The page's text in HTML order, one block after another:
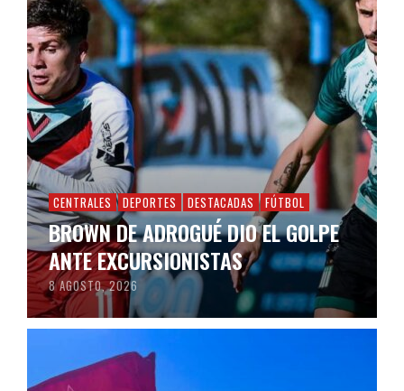
CENTRALES DEPORTES DESTACADAS FÚTBOL
BROWN DE ADROGUÉ DIO EL GOLPE
ANTE EXCURSIONISTAS
8 AGOSTO, 2026